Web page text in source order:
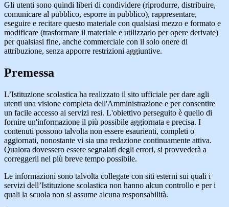
Gli utenti sono quindi liberi di condividere (riprodurre, distribuire,
comunicare al pubblico, esporre in pubblico), rappresentare,
eseguire e recitare questo materiale con qualsiasi mezzo e formato e
modificare (trasformare il materiale e utilizzarlo per opere derivate)
per qualsiasi fine, anche commerciale con il solo onere di
attribuzione, senza apporre restrizioni aggiuntive.
Premessa
L’Istituzione scolastica ha realizzato il sito ufficiale per dare agli
utenti una visione completa dell'Amministrazione e per consentire
un facile accesso ai servizi resi. L'obiettivo perseguito è quello di
fornire un'informazione il più possibile aggiornata e precisa. I
contenuti possono talvolta non essere esaurienti, completi o
aggiornati, nonostante vi sia una redazione continuamente attiva.
Qualora dovessero essere segnalati degli errori, si provvederà a
correggerli nel più breve tempo possibile.
Le informazioni sono talvolta collegate con siti esterni sui quali i
servizi dell’Istituzione scolastica non hanno alcun controllo e per i
quali la scuola non si assume alcuna responsabilità.